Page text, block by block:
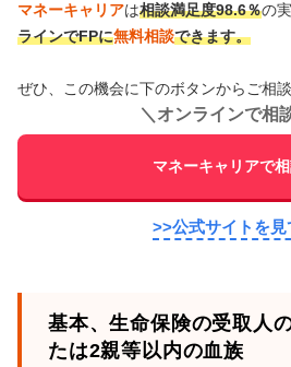
マネーキャリアは相談満足度98.6％の
ラインでFPに無料相談できます。
ぜひ、この機会に下のボタンからご相談
＼ オンラインで相
マネーキャリアで
>>公式サイトを見
基本、生命保険の受取人
たは2親等以内の血族